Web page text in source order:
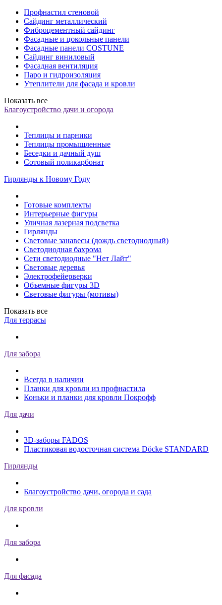
Профнастил стеновой
Сайдинг металлический
Фиброцементный сайдинг
Фасадные и цокольные панели
Фасадные панели COSTUNE
Сайдинг виниловый
Фасадная вентиляция
Паро и гидроизоляция
Утеплители для фасада и кровли
Показать все
Благоустройство дачи и огорода
Теплицы и парники
Теплицы промышленные
Беседки и дачный душ
Сотовый поликарбонат
Гирлянды к Новому Году
Готовые комплекты
Интерьерные фигуры
Уличная лазерная подсветка
Гирлянды
Световые занавесы (дождь светодиодный)
Светодиодная бахрома
Сети светодиодные "Нет Лайт"
Световые деревья
Электрофейерверки
Объемные фигуры 3D
Световые фигуры (мотивы)
Показать все
Для террасы
Для забора
Всегда в наличии
Планки для кровли из профнастила
Коньки и планки для кровли Покрофф
Для дачи
3D-заборы FADOS
Пластиковая водосточная система Döcke STANDARD
Гирлянды
Благоустройство дачи, огорода и сада
Для кровли
Для забора
Для фасада